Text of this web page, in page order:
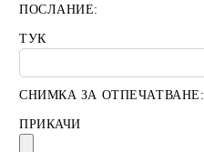
ПОСЛАНИЕ:
ТУК
СНИМКА ЗА ОТПЕЧАТВАНЕ:
ПРИКАЧИ